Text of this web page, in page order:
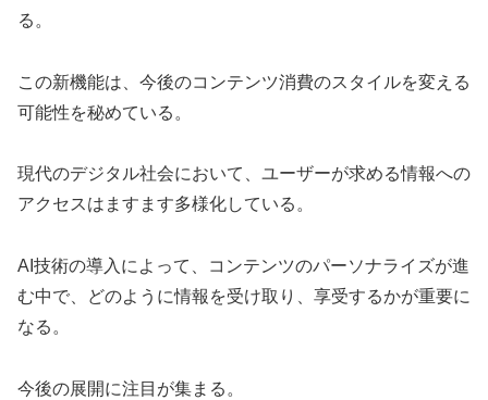
る。
この新機能は、今後のコンテンツ消費のスタイルを変える
可能性を秘めている。
現代のデジタル社会において、ユーザーが求める情報への
アクセスはますます多様化している。
AI技術の導入によって、コンテンツのパーソナライズが進
む中で、どのように情報を受け取り、享受するかが重要に
なる。
今後の展開に注目が集まる。